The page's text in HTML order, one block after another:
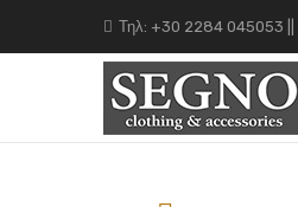
Τηλ: +30 2284 045053 ||